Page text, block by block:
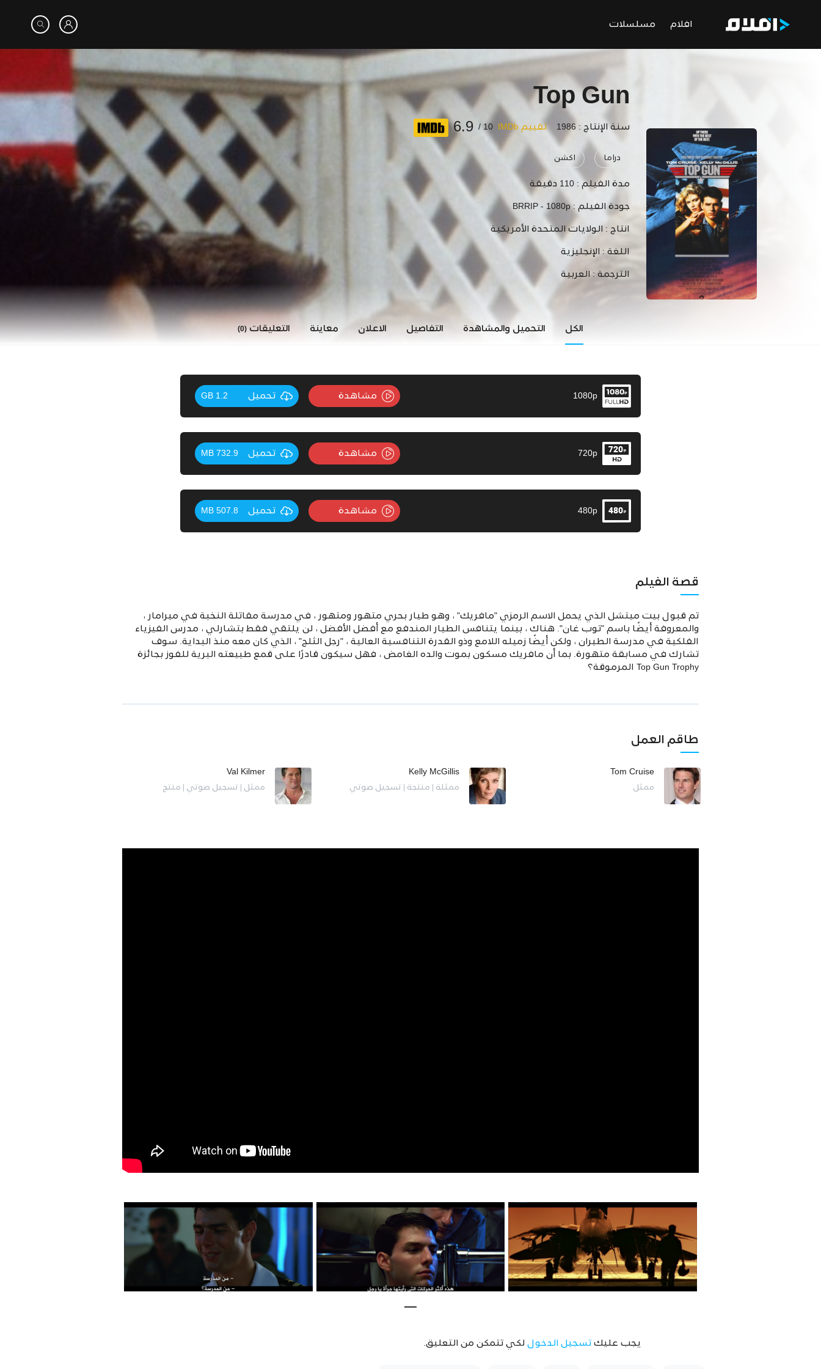
افلام مسلسلات
Top Gun
سنة الإنتاج : 1986 تقييم IMDb 10 /
6.9
دراما اكشن
مدة الفيلم :110 دقيقة
جودة الفيلم :BRRIP - 1080p
انتاج : الولايات المتحدة الأمريكية
اللغة : الإنجليزية
الترجمة : العربية
الكل التحميل والمشاهدة التفاصيل الاعلان معاينة التعليقات (0)
1080p مشاهدة تحميل 1.2 GB
720p مشاهدة تحميل 732.9 MB
480p مشاهدة تحميل 507.8 MB
قصة الفيلم
تم قبول بيت ميتشل الذي يحمل الاسم الرمزي "مافريك" ، وهو طيار بحري متهور ومتهور ، في مدرسة مقاتلة النخبة في ميرامار ،
والمعروفة أيضًا باسم "توب غان". هناك ، بينما يتنافس الطيار المندفع مع أفضل الأفضل ، لن يلتقي فقط بتشارلي ، مدرس الفيزياء
الفلكية في مدرسة الطيران ، ولكن أيضًا زميله اللامع وذو القدرة التنافسية العالية ، "رجل الثلج" ، الذي كان معه منذ البداية. سوف
تشارك في مسابقة متهورة. بما أن مافريك مسكون بموت والده الغامض ، فهل سيكون قادرًا على قمع طبيعته البرية للفوز بجائزة
Top Gun Trophy المرموقة؟
طاقم العمل
Tom Cruise
ممثل
Kelly McGillis
ممثلة | منتجة | تسجيل صوتي
Val Kilmer
ممثل | تسجيل صوتي | منتج
يجب عليك تسجيل الدخول لكي تتمكن من التعليق.